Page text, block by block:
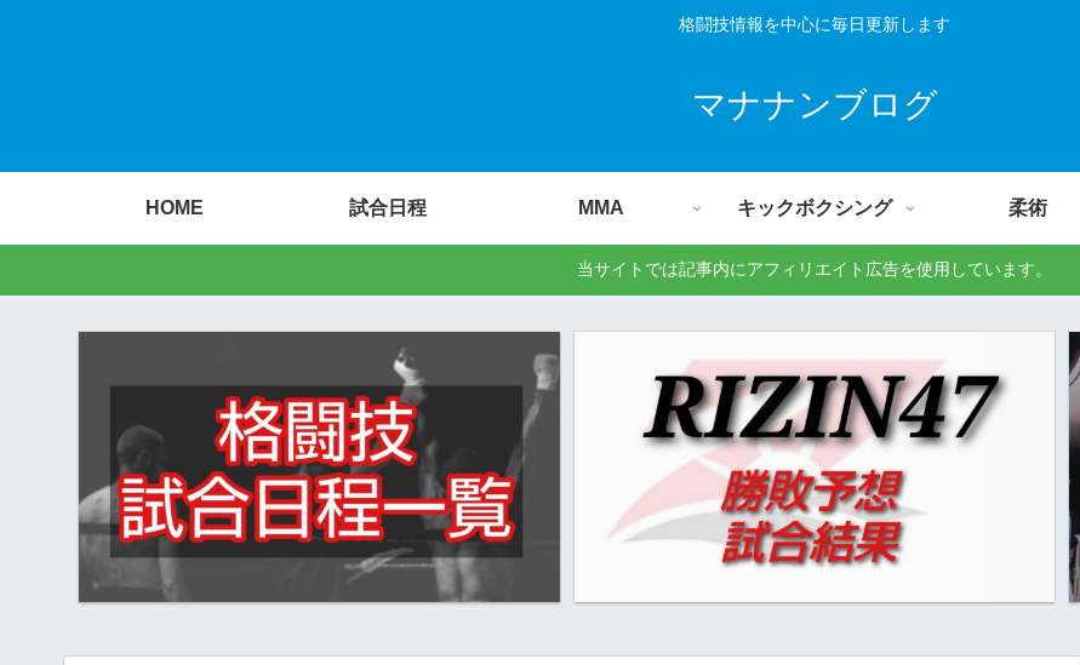
格闘技情報を中心に毎日更新します
マナナンブログ
HOME 試合日程 MMA キックボクシング 柔術
当サイトでは記事内にアフィリエイト広告を使用しています。